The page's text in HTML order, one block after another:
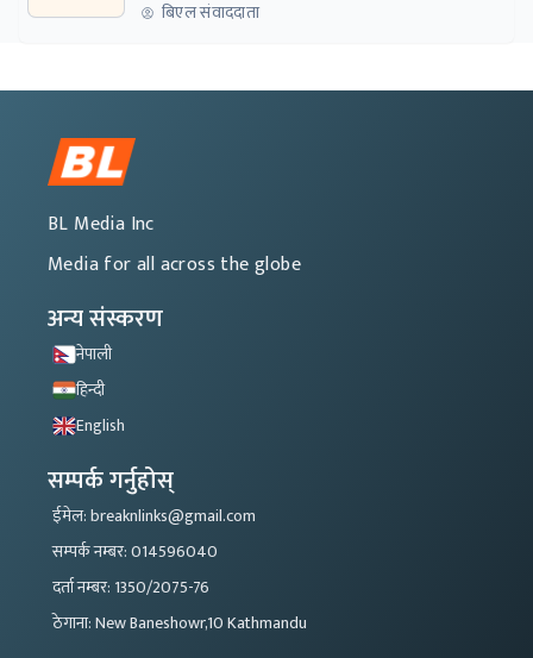
बिएल संवाददाता
BL Media Inc
Media for all across the globe
अन्य संस्करण
नेपाली
हिन्दी
English
सम्पर्क गर्नुहोस्
ईमेल: breaknlinks@gmail.com
सम्पर्क नम्बर: 014596040
दर्ता नम्बर: 1350/2075-76
ठेगाना: New Baneshowr,10 Kathmandu